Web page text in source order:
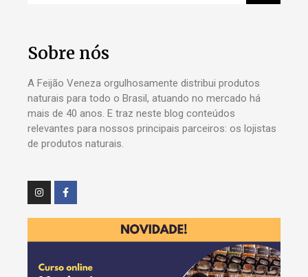
Sobre nós
A Feijão Veneza orgulhosamente distribui produtos
naturais para todo o Brasil, atuando no mercado há
mais de 40 anos. E traz neste blog conteúdos
relevantes para nossos principais parceiros: os lojistas
de produtos naturais.